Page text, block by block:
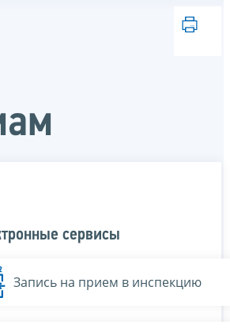
сервисы
Запись на прием в инспекцию